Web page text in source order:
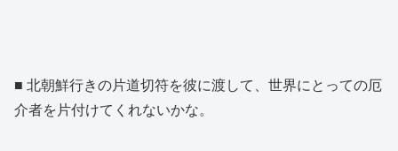
■ 北朝鮮行きの片道切符を彼に渡して、世界にとっての厄
介者を片付けてくれないかな。